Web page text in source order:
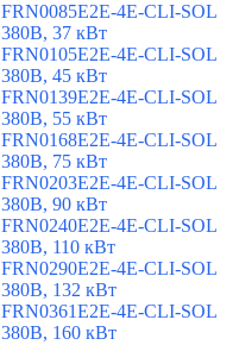
FRN0085E2E-4E-CLI-SOL
380В, 37 кВт
FRN0105E2E-4E-CLI-SOL
380В, 45 кВт
FRN0139E2E-4E-CLI-SOL
380В, 55 кВт
FRN0168E2E-4E-CLI-SOL
380В, 75 кВт
FRN0203E2E-4E-CLI-SOL
380В, 90 кВт
FRN0240E2E-4E-CLI-SOL
380В, 110 кВт
FRN0290E2E-4E-CLI-SOL
380В, 132 кВт
FRN0361E2E-4E-CLI-SOL
380В, 160 кВт